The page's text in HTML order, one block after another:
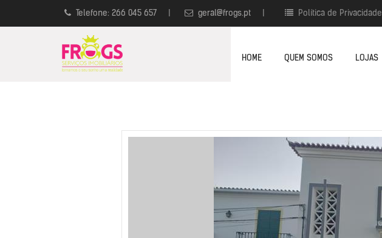
Telefone: 266 045 657 geral@frogs.pt Política de Privacidade
HOME QUEM SOMOS LOJAS